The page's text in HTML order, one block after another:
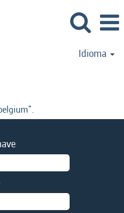
Idioma